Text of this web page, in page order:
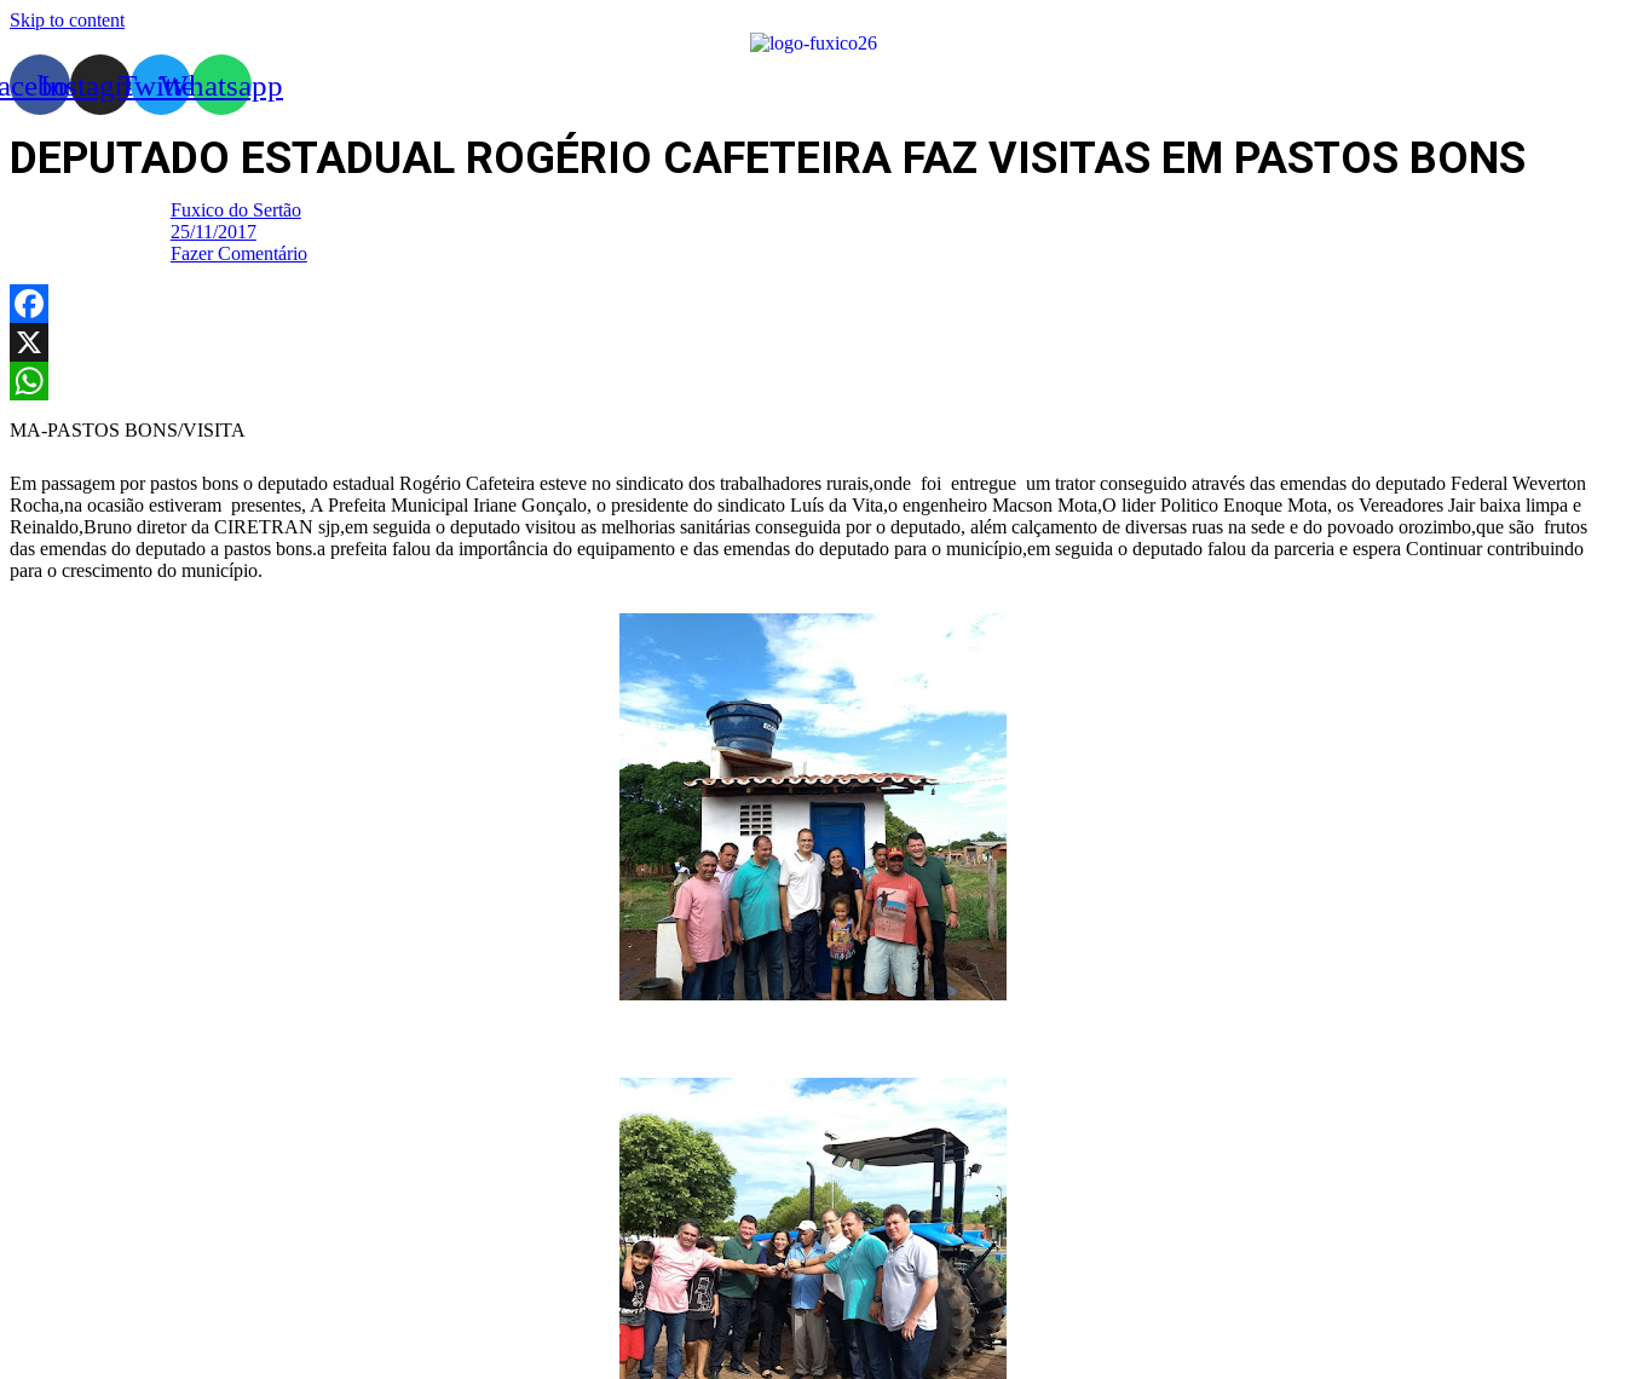
Skip to content
InstagramTwitterWhatsapp
DEPUTADO ESTADUAL ROGÉRIO CAFETEIRA FAZ VISITAS EM PASTOS BONS
Fuxico do Sertão
25/11/2017
Fazer Comentário
Facebook
X
WhatsApp
MA-PASTOS BONS/VISITA
Em passagem por pastos bons o deputado estadual Rogério Cafeteira esteve no sindicato dos trabalhadores rurais,onde foi entregue um trator conseguido através das emendas do deputado Federal Weverton
Rocha,na ocasião estiveram presentes, A Prefeita Municipal Iriane Gonçalo, o presidente do sindicato Luís da Vita,o engenheiro Macson Mota,O lider Politico Enoque Mota, os Vereadores Jair baixa limpa e
Reinaldo,Bruno diretor da CIRETRAN sjp,em seguida o deputado visitou as melhorias sanitárias conseguida por o deputado, além calçamento de diversas ruas na sede e do povoado orozimbo,que são frutos
das emendas do deputado a pastos bons.a prefeita falou da importância do equipamento e das emendas do deputado para o município,em seguida o deputado falou da parceria e espera Continuar contribuindo
para o crescimento do município.